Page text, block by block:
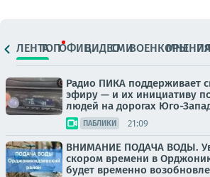
ЛЕНТАТОПОФИЦ.ВИДЕОСМИВОЕНКОРЫ
Радио ПИКА поддерживает
эфиру — и их инициативу
людей на дорогах Юго-
ПАБЛИКИ 21:09
ВНИМАНИЕ ПОДАЧА ВОДЫ.
скором времени в
будет временно